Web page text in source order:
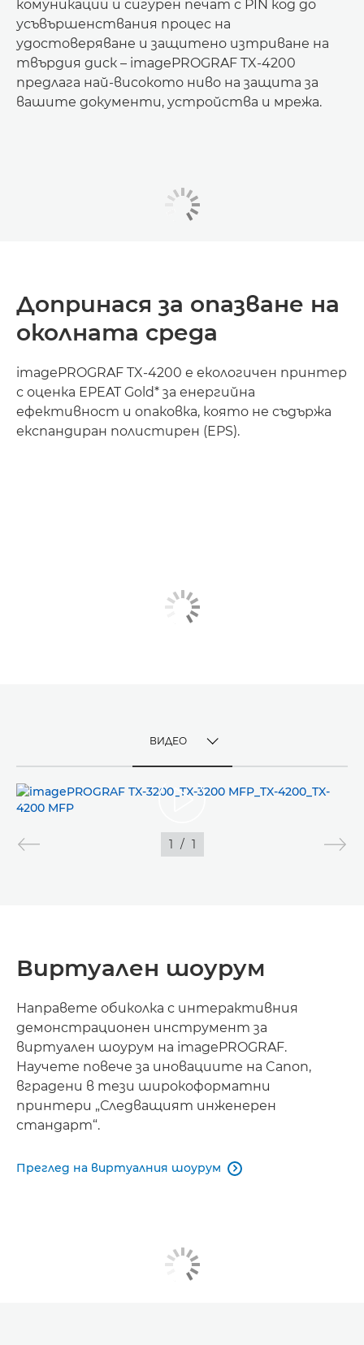
комуникации и сигурен печат с PIN код до
усъвършенствания процес на
удостоверяване и защитено изтриване на
твърдия диск – imagePROGRAF TX-4200
предлага най-високото ниво на защита за
вашите документи, устройства и мрежа.
Допринася за опазване на
околната среда
imagePROGRAF TX-4200 е екологичен принтер
с оценка EPEAT Gold* за енергийна
ефективност и опаковка, която не съдържа
експандиран полистирен (EPS).
ВИДЕО
ВИДЕО
ИЗОБРАЖЕНИЕ
1 / 1
Виртуален шоурум
Направете обиколка с интерактивния
демонстрационен инструмент за
виртуален шоурум на imagePROGRAF.
Научете повече за иновациите на Canon,
вградени в тези широкоформатни
принтери „Следващият инженерен
стандарт“.
Преглед на виртуалния шоурум 